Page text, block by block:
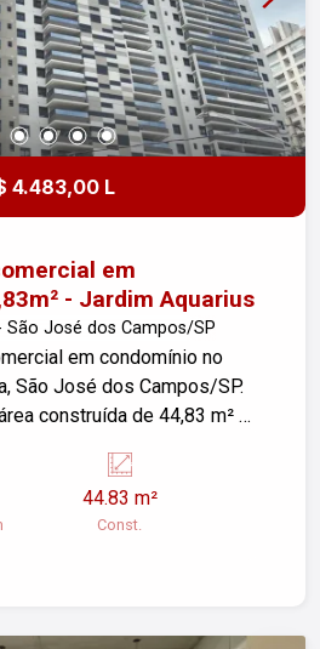
4.483,00 L
em
- Jardim Aquarius
São José dos Campos/SP
em condomínio no
São José dos Campos/SP.
construída de 44,83 m² e
que buscam um espaço
Para mais
contato.
44.83 m²
Const.